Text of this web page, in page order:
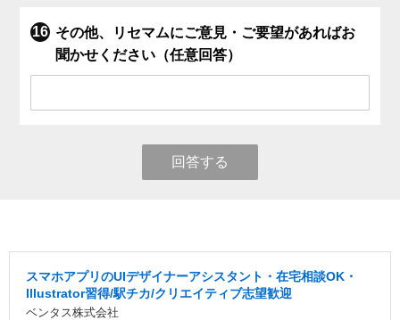
その他、リセマムにご意見・ご要望があればお
聞かせください（任意回答）
回答する
スマホアプリのUIデザイナーアシスタント・在宅相談OK・
Illustrator習得/駅チカ/クリエイティブ志望歓迎
ベンタス株式会社